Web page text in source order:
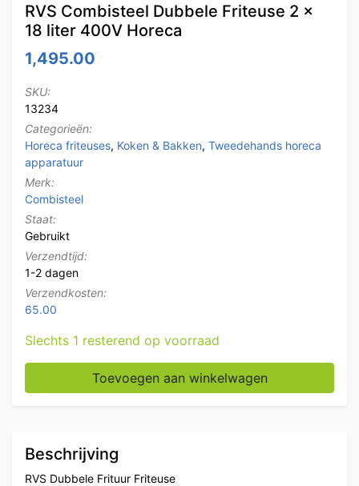
RVS Combisteel Dubbele Friteuse 2 x
18 liter 400V Horeca
1,495.00
SKU:
13234
Categorieën:
Horeca friteuses, Koken & Bakken, Tweedehands horeca
apparatuur
Merk:
Combisteel
Staat:
Gebruikt
Verzendtijd:
1-2 dagen
Verzendkosten:
65.00
Slechts 1 resterend op voorraad
RVS Combisteel Dubbele Friteuse 2 x 18 liter 400V
Toevoegen aan winkelwagen
Beschrijving
RVS Dubbele Frituur Friteuse